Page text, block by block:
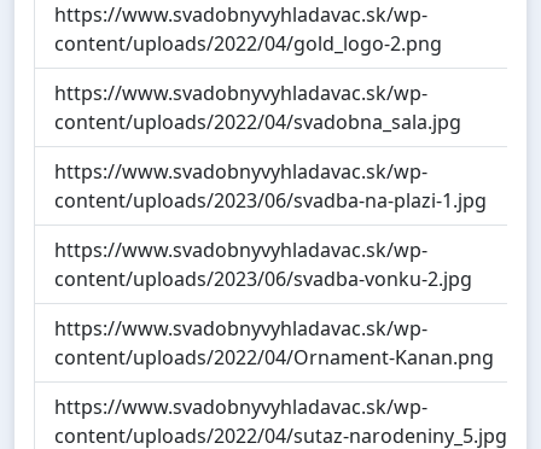
https://www.svadobnyvyhladavac.sk/wp-
content/uploads/2022/04/gold_logo-2.png
https://www.svadobnyvyhladavac.sk/wp-
content/uploads/2022/04/svadobna_sala.jpg
https://www.svadobnyvyhladavac.sk/wp-
content/uploads/2023/06/svadba-na-plazi-1.jpg
https://www.svadobnyvyhladavac.sk/wp-
content/uploads/2023/06/svadba-vonku-2.jpg
https://www.svadobnyvyhladavac.sk/wp-
content/uploads/2022/04/Ornament-Kanan.png
https://www.svadobnyvyhladavac.sk/wp-
content/uploads/2022/04/sutaz-narodeniny_5.jpg